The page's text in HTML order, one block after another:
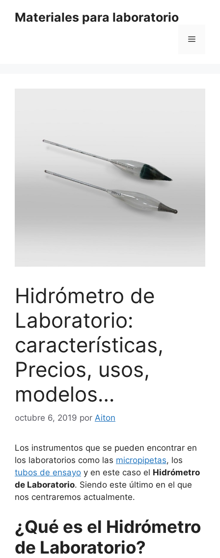
Materiales para laboratorio
Menú
Hidrómetro de
Laboratorio:
características,
Precios, usos,
modelos…
octubre 6, 2019 por Aiton
Los instrumentos que se pueden encontrar en
los laboratorios como las micropipetas, los
tubos de ensayo y en este caso el Hidrómetro
de Laboratorio. Siendo este último en el que
nos centraremos actualmente.
¿Qué es el Hidrómetro
de Laboratorio?